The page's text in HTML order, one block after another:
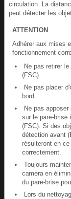
circulation. La
peut détecter les
ATTENTION
Adhérer aux mises
fonctionnement
Ne pas retirer
(FSC).
Ne pas placer
bord.
Ne pas
sur le pare-brise
(FSC). Si des
détection avant
résulteront en
correctement.
Toujours
caméra en
du pare-brise
Lors du